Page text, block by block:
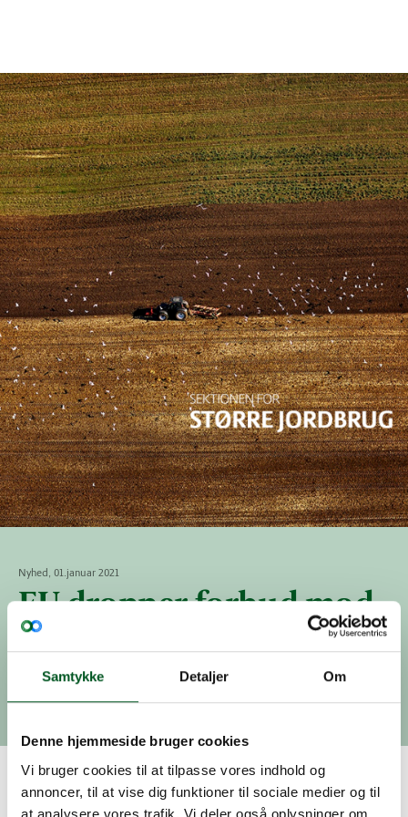
Samtykke Detaljer Om
Denne hjemmeside bruger cookies
Vi bruger cookies til at tilpasse vores indhold og
annoncer, til at vise dig funktioner til sociale medier og til
at analysere vores trafik. Vi deler også oplysninger om
Nyhed, 01.januar 2021
EU dropper forbud mod
jagt og fiskeri
Et frygtet forbud mod jagt og fiskeri i strengt
beskyttet natur er nu taget af bordet...
EU dropper forbud mod jagt og